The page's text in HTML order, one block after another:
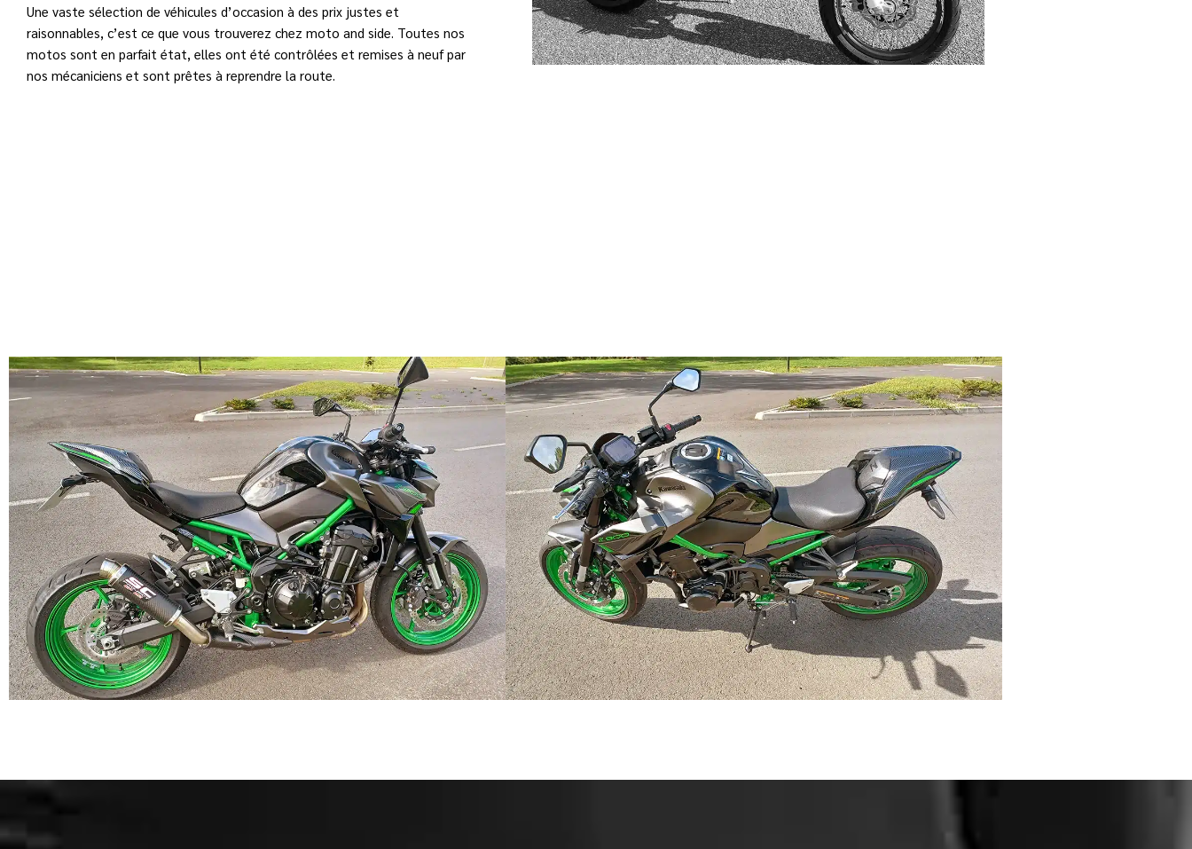
Une vaste sélection de véhicules d’occasion à des prix justes et
raisonnables, c’est ce que vous trouverez chez moto and side. Toutes nos
motos sont en parfait état, elles ont été contrôlées et remises à neuf par
nos mécaniciens et sont prêtes à reprendre la route.